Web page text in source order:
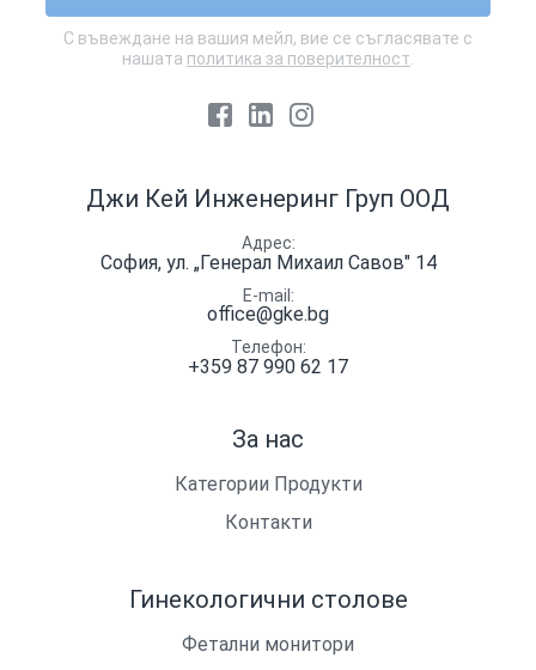
За нас
Категории Продукти
Контакти
Гинекологични столове
Фетални монитори
Джи Кей Инженеринг Груп ООД
Адрес
София, ул. „Генерал Михаил Савов" 14
E-mail
office@gke.bg
Телефон
+359 87 990 62 17
С въвеждане на вашия мейл, вие се съгласявате с
нашата политика за поверителност.
Facebook
LinkedIn